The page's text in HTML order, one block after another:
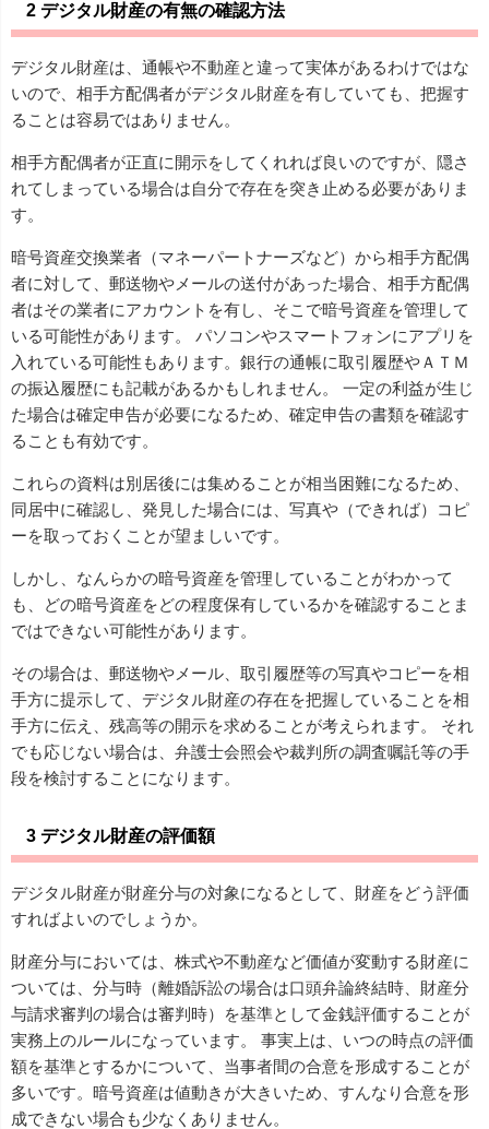
2 デジタル財産の有無の確認方法
デジタル財産は、通帳や不動産と違って実体があるわけではな
いので、相手方配偶者がデジタル財産を有していても、把握す
ることは容易ではありません。
相手方配偶者が正直に開示をしてくれれば良いのですが、隠さ
れてしまっている場合は自分で存在を突き止める必要がありま
す。
暗号資産交換業者（マネーパートナーズなど）から相手方配偶
者に対して、郵送物やメールの送付があった場合、相手方配偶
者はその業者にアカウントを有し、そこで暗号資産を管理して
いる可能性があります。 パソコンやスマートフォンにアプリを
入れている可能性もあります。銀行の通帳に取引履歴やＡＴＭ
の振込履歴にも記載があるかもしれません。 一定の利益が生じ
た場合は確定申告が必要になるため、確定申告の書類を確認す
ることも有効です。
これらの資料は別居後には集めることが相当困難になるため、
同居中に確認し、発見した場合には、写真や（できれば）コピ
ーを取っておくことが望ましいです。
しかし、なんらかの暗号資産を管理していることがわかって
も、どの暗号資産をどの程度保有しているかを確認することま
ではできない可能性があります。
その場合は、郵送物やメール、取引履歴等の写真やコピーを相
手方に提示して、デジタル財産の存在を把握していることを相
手方に伝え、残高等の開示を求めることが考えられます。 それ
でも応じない場合は、弁護士会照会や裁判所の調査嘱託等の手
段を検討することになります。
3 デジタル財産の評価額
デジタル財産が財産分与の対象になるとして、財産をどう評価
すればよいのでしょうか。
財産分与においては、株式や不動産など価値が変動する財産に
ついては、分与時（離婚訴訟の場合は口頭弁論終結時、財産分
与請求審判の場合は審判時）を基準として金銭評価することが
実務上のルールになっています。 事実上は、いつの時点の評価
額を基準とするかについて、当事者間の合意を形成することが
多いです。暗号資産は値動きが大きいため、すんなり合意を形
成できない場合も少なくありません。